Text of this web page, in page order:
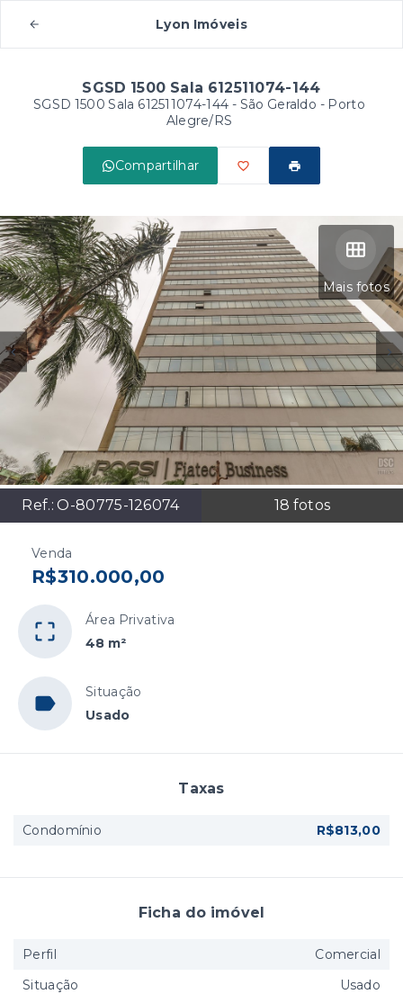
Lyon Imóveis
SGSD 1500 Sala 612511074-144
SGSD 1500 Sala 612511074-144 - São Geraldo - Porto
Alegre/RS
Compartilhar
Mais fotos
Ref.:O-80775-126074 18 fotos
Venda
R$310.000,00
Área Privativa
48 m²
Situação
Usado
Taxas
Condomínio R$813,00
Ficha do imóvel
Perfil
Comercial
Situação
Usado